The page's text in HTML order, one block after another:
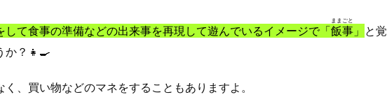
して食事の準備などの出来事を再現して遊んでいるイメージで「飯事
ままごと
」 と覚
か？👧🍳
、買い物などのマネをすることもありますよ。